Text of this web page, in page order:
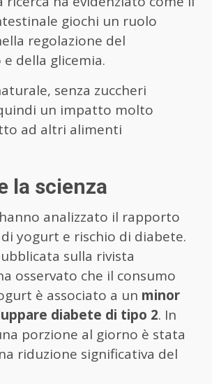
giochi un ruolo
regolazione del
della glicemia.
senza zuccheri
un impatto molto
ad altri alimenti
la scienza
analizzato il rapporto
yogurt e rischio di diabete.
sulla rivista
osservato che il consumo
è associato a un minor
diabete di tipo 2. In
porzione al giorno è stata
riduzione significativa del